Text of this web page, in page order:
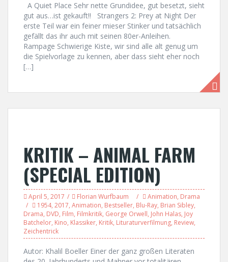
A Quiet Place Sehr nette Grundidee, gut besetzt, sieht
gut aus…ist gekauft!! Strangers 2: Prey at Night Der
erste Teil war ein feiner mieser Stinker und tatsächlich
gefällt das ihr auch mit seinen 80er-Anleihen.
Rampage Schwierige Kiste, wir sind alle alt genug um
die Spielvorlage zu kennen, aber dass sieht eher noch
[…]
KRITIK – ANIMAL FARM
(SPECIAL EDITION)
April 5, 2017 Florian Wurfbaum Animation, Drama
1954, 2017, Animation, Bestseller, Blu-Ray, Brian Sibley,
Drama, DVD, Film, Filmkritik, George Orwell, John Halas, Joy
Batchelor, Kino, Klassiker, Kritik, Lituraturverfilmung, Review,
Zeichentrick
Autor: Khalil Boeller Einer der ganz großen Literaten